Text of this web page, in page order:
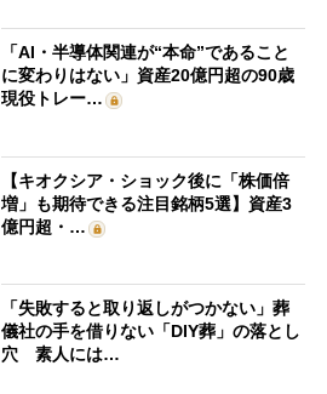
「AI・半導体関連が“本命”であること
に変わりはない」資産20億円超の90歳
現役トレー…
【キオクシア・ショック後に「株価倍
増」も期待できる注目銘柄5選】資産3
億円超・…
「失敗すると取り返しがつかない」葬
儀社の手を借りない「DIY葬」の落とし
穴 素人には…